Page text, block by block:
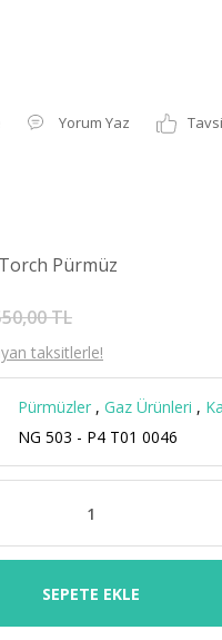
Yorum Yaz
Pürmüz
TL
taksitlerle!
Pürmüzler ,Gaz Ürünleri ,
NG 503 - P4 T01 0046
SEPETE EKLE